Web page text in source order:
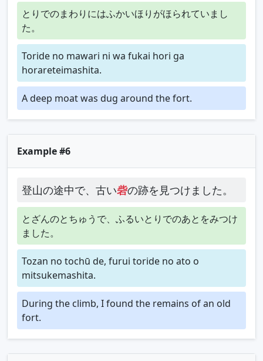
とりでのまわりにはふかいほりがほられていまし
た。
Toride no mawari ni wa fukai hori ga
horareteimashita.
A deep moat was dug around the fort.
Example #6
登山の途中で、古い砦の跡を見つけました。
とざんのとちゅうで、ふるいとりでのあとをみつけ
ました。
Tozan no tochū de, furui toride no ato o
mitsukemashita.
During the climb, I found the remains of an old
fort.